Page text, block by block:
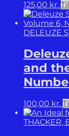
125,00 kr.
DELEUZE
and
100,00 kr.
THACKER,